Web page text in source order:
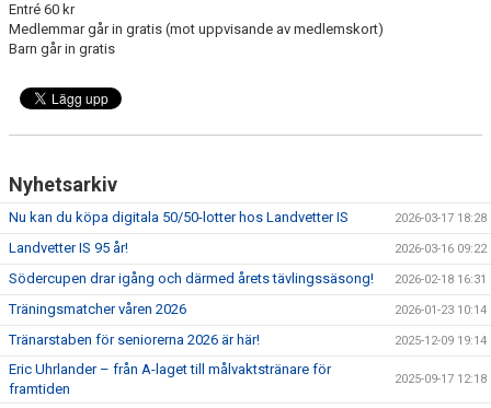
Entré 60 kr
Medlemmar går in gratis (mot uppvisande av medlemskort)
Barn går in gratis
Nyhetsarkiv
Nu kan du köpa digitala 50/50-lotter hos Landvetter IS 2026-03-17 18:28
Landvetter IS 95 år! 2026-03-16 09:22
Södercupen drar igång och därmed årets tävlingssäsong! 2026-02-18 16:31
Träningsmatcher våren 2026 2026-01-23 10:14
Tränarstaben för seniorerna 2026 är här! 2025-12-09 19:14
Eric Uhrlander – från A-laget till målvaktstränare för
framtiden
2025-09-17 12:18